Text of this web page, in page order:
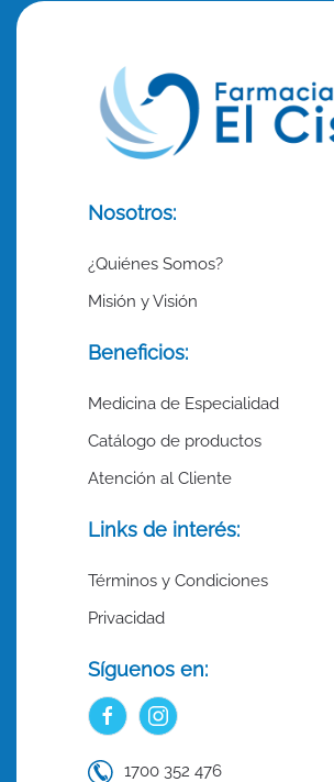
Nosotros:
¿Quiénes Somos?
Misión y Visión
Beneficios:
Medicina de Especialidad
Catálogo de productos
Atención al Cliente
Links de interés:
Términos y Condiciones
Privacidad
Síguenos en:
1700 352 476